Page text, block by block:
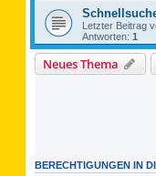
Letzter Beitrag
Antworten: 1
Neues Thema
BERECHTIGUNGEN IN